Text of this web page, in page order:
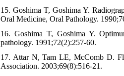
15. Goshima T, Goshima Y.
Oral Medicine, Oral Pathology.
16. Goshima T, Goshima Y.
pathology. 1991;72(2):257-60.
17. Attar N, Tam LE, McComb D.
Association. 2003;69(8):516-21.